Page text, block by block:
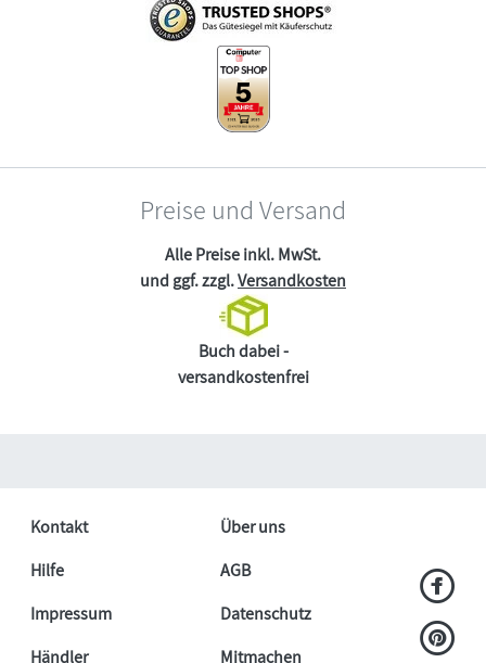
Preise und Versand
Alle Preise inkl. MwSt.
und ggf. zzgl.Versandkosten
Buch dabei -
versandkostenfrei
Kontakt
Über uns
Hilfe
AGB
Impressum
Datenschutz
Händler
Mitmachen